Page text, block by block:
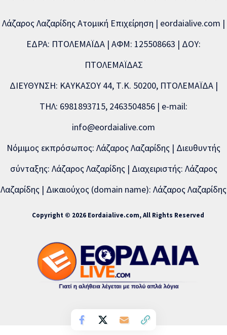
Λάζαρος Λαζαρίδης Ατομική Επιχείρηση | eordaialive.com |
ΕΔΡΑ: ΠΤΟΛΕΜΑΪΔΑ | ΑΦΜ: 125508663 | ΔΟΥ:
ΠΤΟΛΕΜΑΪΔΑΣ
ΔΙΕΥΘΥΝΣΗ: ΚΑΥΚΑΣΟΥ 44, Τ.Κ. 50200, ΠΤΟΛΕΜΑΪΔΑ |
ΤΗΛ: 6981893715, 2463504856 | e-mail:
info@eordaialive.com
Νόμιμος εκπρόσωπος: Λάζαρος Λαζαρίδης | Διευθυντής
σύνταξης: Λάζαρος Λαζαρίδης | Διαχειριστής: Λάζαρος
Λαζαρίδης | Δικαιούχος (domain name): Λάζαρος Λαζαρίδης
Copyright © 2026 Eordaialive.com, All Rights Reserved